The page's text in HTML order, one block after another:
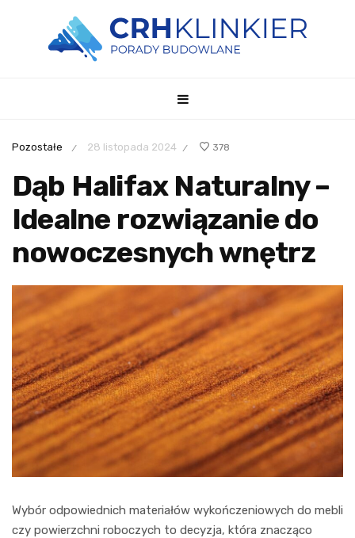
Pozostałe / 28 listopada 2024 / 378
Dąb Halifax Naturalny –
Idealne rozwiązanie do
nowoczesnych wnętrz
Wybór odpowiednich materiałów wykończeniowych do mebli
czy powierzchni roboczych to decyzja, która znacząco